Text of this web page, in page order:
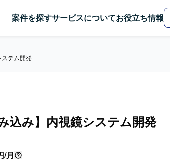
案件を探すサービスについてお役立ち情報
ステム開発
込み】内視鏡システム開発
/月